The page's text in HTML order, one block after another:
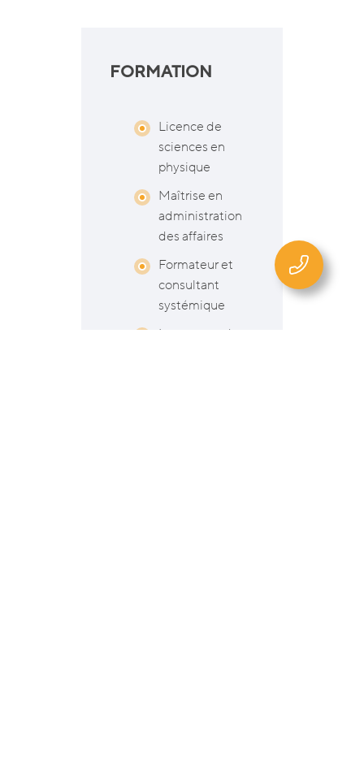
FORMATION
Licence de
sciences en
physique
Maîtrise en
administration
des affaires
Formateur et
consultant
systémique
Instructeur de